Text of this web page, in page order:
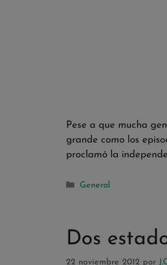
Pese a que mucha
grande como los
proclamó la
General
Dos
22 noviembre 2012 por